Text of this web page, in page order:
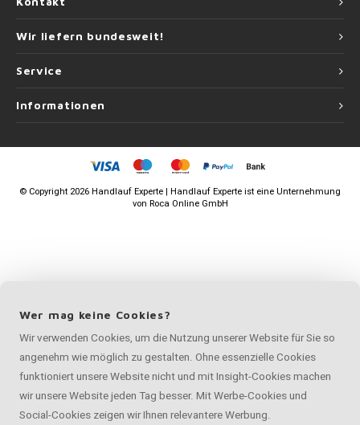
Wir liefern bundesweit!
Service
Informationen
© Copyright 2026 Handlauf Experte | Handlauf Experte ist eine Unternehmung
von Roca Online GmbH
Wer mag keine Cookies?
Wir verwenden Cookies, um die Nutzung unserer Website für Sie so
angenehm wie möglich zu gestalten. Ohne essenzielle Cookies
funktioniert unsere Website nicht und mit Insight-Cookies machen
wir unsere Website jeden Tag besser. Mit Werbe-Cookies und
Social-Cookies zeigen wir Ihnen relevantere Werbung.